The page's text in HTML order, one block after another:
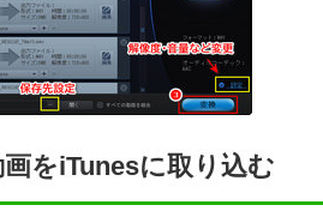
をiTunesに取り込む